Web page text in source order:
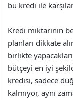
bu kredi ile
Kredi miktarının
planları dikkate
birlikte
bütçeyi en iyi
kredisi, sadece
kalmıyor, aynı